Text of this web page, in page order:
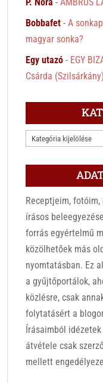
Bobbafet -A
magyar sonka?
Egy utazó - EGY
Csárda (Szilsárkány)
KATEGÓRIÁK
Receptjeim,
írásos
forrás egyértelmű
közölhetőek más
nyomtatásban. Ez
a gyűjtőportálok,
közlésre, csak
folytatásért a
Írásaimból
átvétele csak
mellett